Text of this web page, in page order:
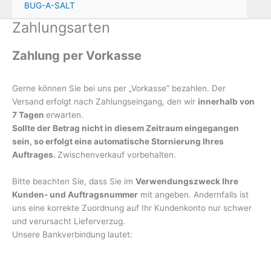
BUG-A-SALT
Zahlungsarten
Zahlung per Vorkasse
Gerne können Sie bei uns per „Vorkasse“ bezahlen. Der
Versand erfolgt nach Zahlungseingang, den wir innerhalb von
7 Tagen erwarten.
Sollte der Betrag nicht in diesem Zeitraum eingegangen
sein, so erfolgt eine automatische Stornierung Ihres
Auftrages. Zwischenverkauf vorbehalten.
Bitte beachten Sie, dass Sie im Verwendungszweck Ihre
Kunden- und Auftragsnummer mit angeben. Andernfalls ist
uns eine korrekte Zuordnung auf Ihr Kundenkonto nur schwer
und verursacht Lieferverzug.
Unsere Bankverbindung lautet: